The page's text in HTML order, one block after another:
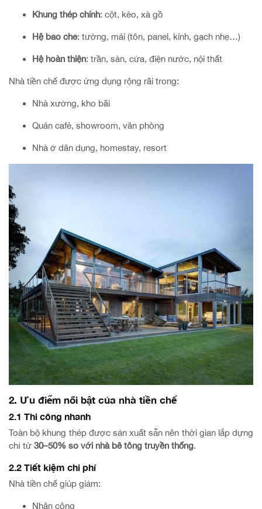
Khung thép chính: cột, kèo, xà gồ
Hệ bao che: tường, mái (tôn, panel, kính, gạch nhẹ…)
Hệ hoàn thiện: trần, sàn, cửa, điện nước, nội thất
Nhà tiền chế được ứng dụng rộng rãi trong:
Nhà xưởng, kho bãi
Quán café, showroom, văn phòng
Nhà ở dân dụng, homestay, resort
2. Ưu điểm nổi bật của nhà tiền chế
2.1 Thi công nhanh
Toàn bộ khung thép được sản xuất sẵn nên thời gian lắp dựng
chỉ từ 30–50% so với nhà bê tông truyền thống.
2.2 Tiết kiệm chi phí
Nhà tiền chế giúp giảm:
Nhân công